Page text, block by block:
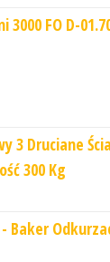
3000 FO D-
3 Druciane
300 Kg
Baker